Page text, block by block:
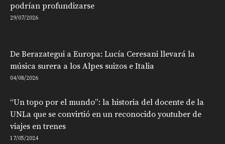
podrían profundizarse
29/07/2026
De Berazategui a Europa: Lucía Ceresani llevará la
música surera a los Alpes suizos e Italia
04/08/2026
“Un topo por el mundo”: la historia del docente de la
UNLa que se convirtió en un reconocido youtuber de
viajes en trenes
17/05/2024